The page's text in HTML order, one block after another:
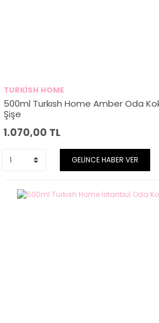
TURKİSH HOME
500ml Turkısh Home Amber Oda
Şişe
1.070,00 TL
GELİNCE HABER VER